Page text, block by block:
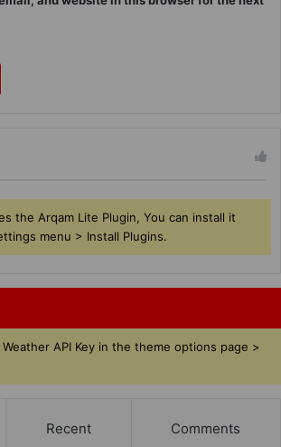
the Arqam Lite Plugin, You can install it
menu > Install Plugins.
API Key in the theme options page >
Recent Comments